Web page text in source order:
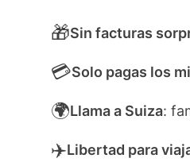
🎁Sin facturas
💳Solo pagas los
🌍Llama a Suiza:
✈️Libertad para